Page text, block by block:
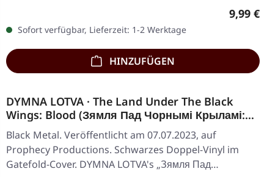
9,99 €
Sofort verfügbar, Lieferzeit: 1-2 Werktage
HINZUFÜGEN
DYMNA LOTVA · The Land Under The Black
Wings: Blood (Зямля Пад Чорнымі Крыламі:
Кроў) | BLACK 2LP
Black Metal. Veröffentlicht am 07.07.2023, auf
Prophecy Productions. Schwarzes Doppel-Vinyl im
Gatefold-Cover. DYMNA LOTVA's „Зямля Пад